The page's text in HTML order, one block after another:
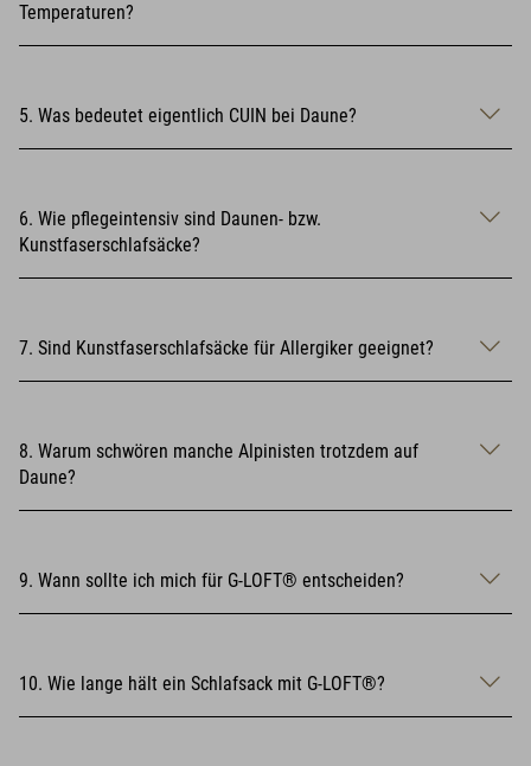
Temperaturen?
5. Was bedeutet eigentlich CUIN bei Daune?
6. Wie pflegeintensiv sind Daunen- bzw.
Kunstfaserschlafsäcke?
7. Sind Kunstfaserschlafsäcke für Allergiker geeignet?
8. Warum schwören manche Alpinisten trotzdem auf
Daune?
9. Wann sollte ich mich für G-LOFT® entscheiden?
10. Wie lange hält ein Schlafsack mit G-LOFT®?